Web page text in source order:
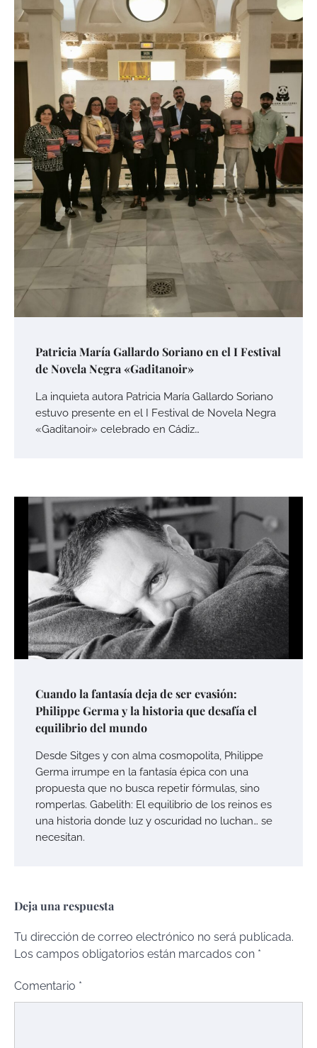
Patricia María Gallardo Soriano en el I Festival
de Novela Negra «Gaditanoir»
La inquieta autora Patricia María Gallardo Soriano
estuvo presente en el I Festival de Novela Negra
«Gaditanoir» celebrado en Cádiz…
Cuando la fantasía deja de ser evasión:
Philippe Germa y la historia que desafía el
equilibrio del mundo
Desde Sitges y con alma cosmopolita, Philippe
Germa irrumpe en la fantasía épica con una
propuesta que no busca repetir fórmulas, sino
romperlas. Gabelith: El equilibrio de los reinos es
una historia donde luz y oscuridad no luchan… se
necesitan.
Deja una respuesta
Tu dirección de correo electrónico no será publicada.
Los campos obligatorios están marcados con *
Comentario *